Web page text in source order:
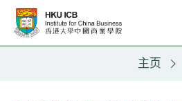
跳往主要内容
主页